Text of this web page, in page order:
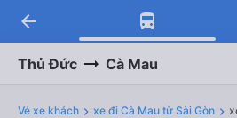
Tải app Vexere ngay!
Nhận ưu đãi thành viên
Tải app Vexere
-30k/ghế khi đặt vé
arrow_back
Thủ Đức Cà Mau
Vé xe khách xe đi Cà Mau từ Sài Gòn